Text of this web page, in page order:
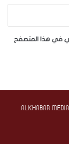
في هذا المتصفح
© حقوق النشر 2026، جميع الحقوق محفوظة | ALKHABAR MEDIA